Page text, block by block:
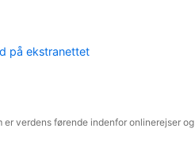
på ekstranettet
verdens førende indenfor onlinerejser